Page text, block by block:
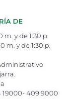
DE
m. y de 1:30 p.
m. y de 1:30 p.
19000- 409 9000